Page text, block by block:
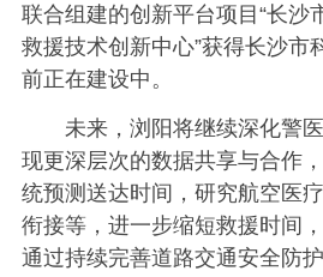
联合组建的创新平台项目“长沙
救援技术创新中心”获得长沙市
前正在建设中。
未来，浏阳将继续深化警
现更深层次的数据共享与合作
统预测送达时间，研究航空医
衔接等，进一步缩短救援时间
通过持续完善道路交通安全防